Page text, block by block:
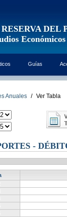
DEL
Económicos
Guías
Anuales / Ver Tabla
-